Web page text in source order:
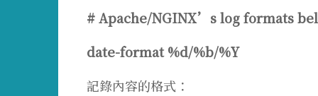
# Apache/NGINX’s log formats
date-format %d/%b/%Y
記錄內容的格式：